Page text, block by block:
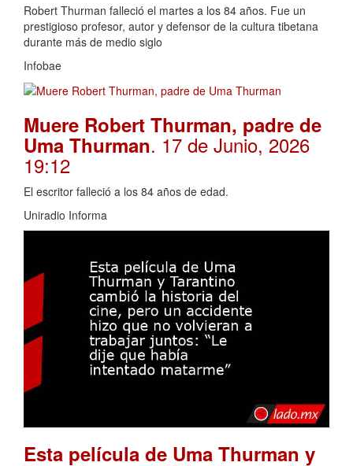
Robert Thurman falleció el martes a los 84 años. Fue un
prestigioso profesor, autor y defensor de la cultura tibetana
durante más de medio siglo
Infobae
Muere Robert Thurman, padre de
Uma Thurman. 17 de Junio, 2026
19:12
El escritor falleció a los 84 años de edad.
Uniradio Informa
Esta película de Uma Thurman y